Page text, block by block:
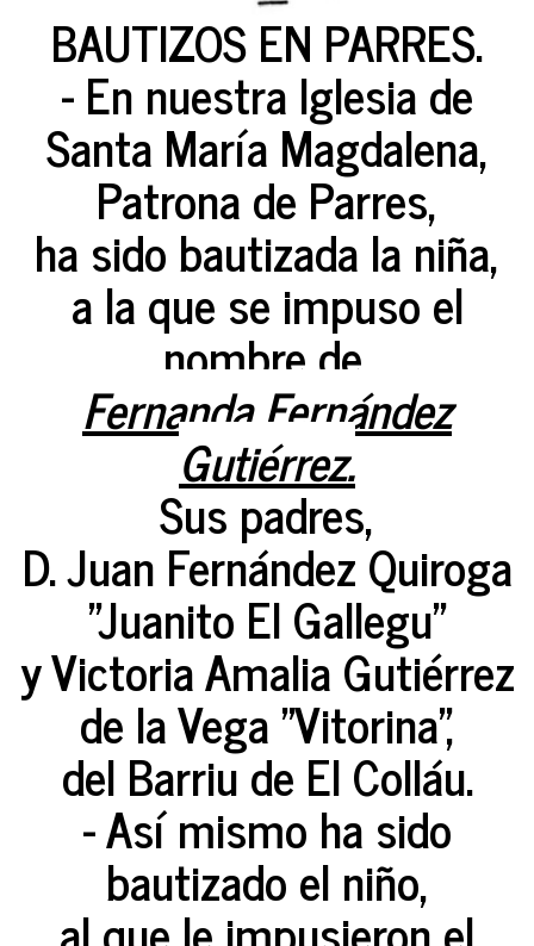
BAUTIZOS EN PARRES.
- En nuestra Iglesia de
Santa María Magdalena,
Patrona de Parres,
ha sido bautizada la niña,
a la que se impuso el
nombre de,
Fernanda Fernández
Gutiérrez.
Sus padres,
D. Juan Fernández Quiroga
"Juanito El Gallegu"
y Victoria Amalia Gutiérrez
de la Vega "Vitorina",
del Barriu de El Colláu.
- Así mismo ha sido
bautizado el niño,